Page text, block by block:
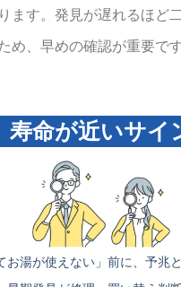
ます。発見が遅れるほど
め、早めの確認が重要です
寿命が近いサイ
お湯が使えない」前に、予兆